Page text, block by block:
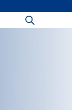
Búsqueda